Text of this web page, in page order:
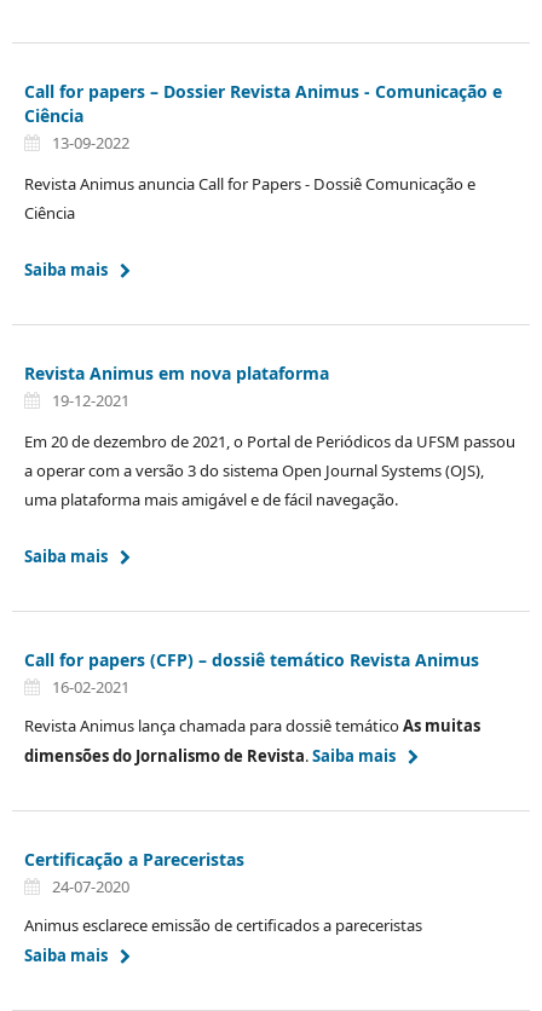
Call for papers – Dossier Revista Animus - Comunicação e
Ciência
13-09-2022
Revista Animus anuncia Call for Papers - Dossiê Comunicação e
Ciência
Saiba mais
Revista Animus em nova plataforma
19-12-2021
Em 20 de dezembro de 2021, o Portal de Periódicos da UFSM passou
a operar com a versão 3 do sistema Open Journal Systems (OJS),
uma plataforma mais amigável e de fácil navegação.
Saiba mais
Call for papers (CFP) – dossiê temático Revista Animus
16-02-2021
Revista Animus lança chamada para dossiê temáticoAs muitas
dimensões do Jornalismo de Revista.Saiba mais
Certificação a Pareceristas
24-07-2020
Animus esclarece emissão de certificados a pareceristas
Saiba mais